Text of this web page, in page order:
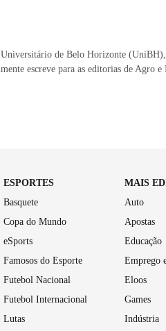
de Belo Horizonte
escreve para as editorias de Agro e
ESPORTES
Basquete
Copa do Mundo
eSports
Famosos do Esporte
Futebol Nacional
Futebol Internacional
Lutas
MAIS
Auto
Apostas
Educação
Emprego
Eloos
Games
Indústria